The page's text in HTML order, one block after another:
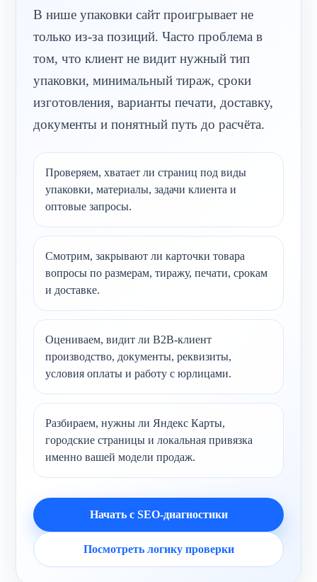
В нише упаковки сайт проигрывает не
только из-за позиций. Часто проблема в
том, что клиент не видит нужный тип
упаковки, минимальный тираж, сроки
изготовления, варианты печати, доставку,
документы и понятный путь до расчёта.
Проверяем, хватает ли страниц под виды
упаковки, материалы, задачи клиента и
оптовые запросы.
Смотрим, закрывают ли карточки товара
вопросы по размерам, тиражу, печати, срокам
и доставке.
Оцениваем, видит ли B2B-клиент
производство, документы, реквизиты,
условия оплаты и работу с юрлицами.
Разбираем, нужны ли Яндекс Карты,
городские страницы и локальная привязка
именно вашей модели продаж.
Начать с SEO-диагностики
Посмотреть логику проверки